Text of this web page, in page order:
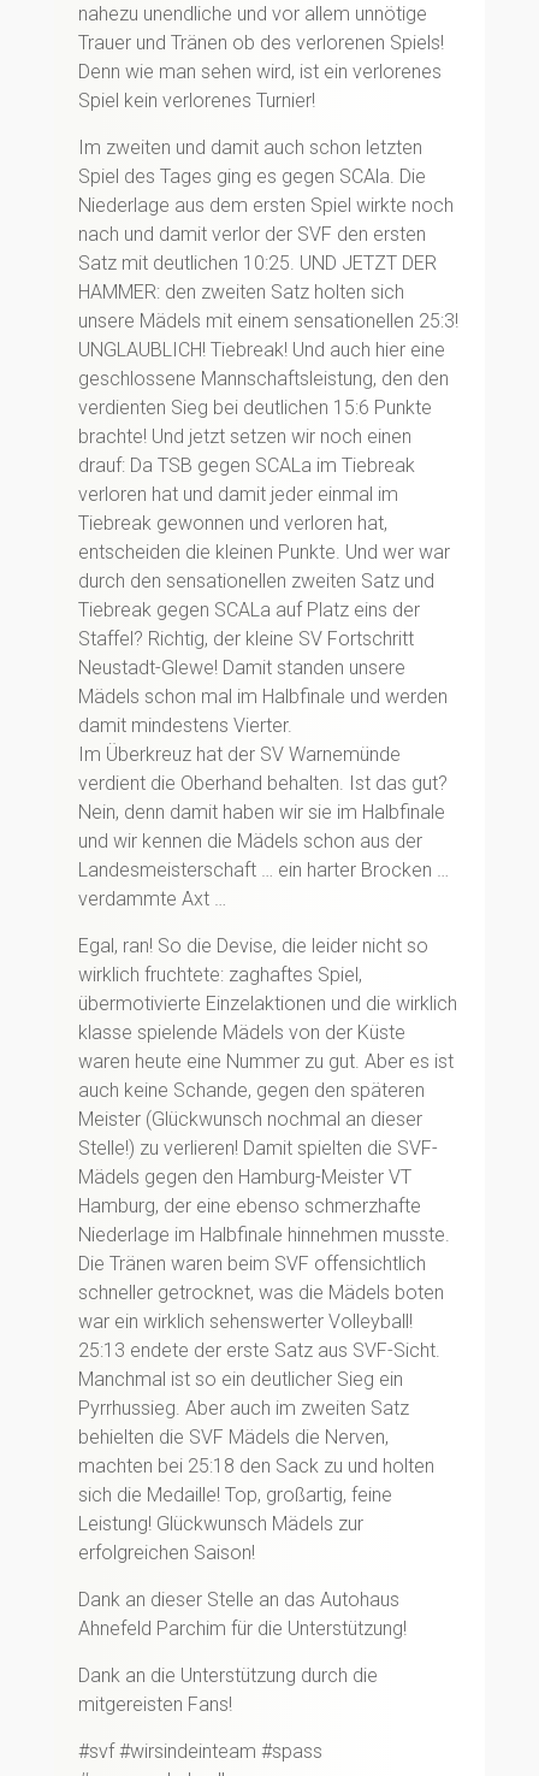
nahezu unendliche und vor allem unnötige
Trauer und Tränen ob des verlorenen Spiels!
Denn wie man sehen wird, ist ein verlorenes
Spiel kein verlorenes Turnier!
Im zweiten und damit auch schon letzten
Spiel des Tages ging es gegen SCAla. Die
Niederlage aus dem ersten Spiel wirkte noch
nach und damit verlor der SVF den ersten
Satz mit deutlichen 10:25. UND JETZT DER
HAMMER: den zweiten Satz holten sich
unsere Mädels mit einem sensationellen 25:3!
UNGLAUBLICH! Tiebreak! Und auch hier eine
geschlossene Mannschaftsleistung, den den
verdienten Sieg bei deutlichen 15:6 Punkte
brachte! Und jetzt setzen wir noch einen
drauf: Da TSB gegen SCALa im Tiebreak
verloren hat und damit jeder einmal im
Tiebreak gewonnen und verloren hat,
entscheiden die kleinen Punkte. Und wer war
durch den sensationellen zweiten Satz und
Tiebreak gegen SCALa auf Platz eins der
Staffel? Richtig, der kleine SV Fortschritt
Neustadt-Glewe! Damit standen unsere
Mädels schon mal im Halbfinale und werden
damit mindestens Vierter.
Im Überkreuz hat der SV Warnemünde
verdient die Oberhand behalten. Ist das gut?
Nein, denn damit haben wir sie im Halbfinale
und wir kennen die Mädels schon aus der
Landesmeisterschaft … ein harter Brocken …
verdammte Axt …
Egal, ran! So die Devise, die leider nicht so
wirklich fruchtete: zaghaftes Spiel,
übermotivierte Einzelaktionen und die wirklich
klasse spielende Mädels von der Küste
waren heute eine Nummer zu gut. Aber es ist
auch keine Schande, gegen den späteren
Meister (Glückwunsch nochmal an dieser
Stelle!) zu verlieren! Damit spielten die SVF-
Mädels gegen den Hamburg-Meister VT
Hamburg, der eine ebenso schmerzhafte
Niederlage im Halbfinale hinnehmen musste.
Die Tränen waren beim SVF offensichtlich
schneller getrocknet, was die Mädels boten
war ein wirklich sehenswerter Volleyball!
25:13 endete der erste Satz aus SVF-Sicht.
Manchmal ist so ein deutlicher Sieg ein
Pyrrhussieg. Aber auch im zweiten Satz
behielten die SVF Mädels die Nerven,
machten bei 25:18 den Sack zu und holten
sich die Medaille! Top, großartig, feine
Leistung! Glückwunsch Mädels zur
erfolgreichen Saison!
Dank an dieser Stelle an das Autohaus
Ahnefeld Parchim für die Unterstützung!
Dank an die Unterstützung durch die
mitgereisten Fans!
#svf #wirsindeinteam #spass